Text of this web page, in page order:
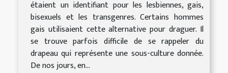
étaient un identifiant pour les lesbiennes, gais,
bisexuels et les transgenres. Certains hommes
gais utilisaient cette alternative pour draguer. Il
se trouve parfois difficile de se rappeler du
drapeau qui représente une sous-culture donnée.
De nos jours, en...